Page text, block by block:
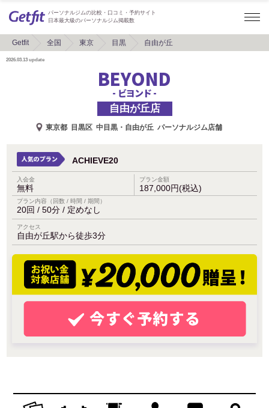
パーソナルジムの比較・口コミ・予約サイト
日本最大級のパーソナルジム掲載数
Getfit 全国 東京 目黒 自由が丘
2026.03.13 update
BEYOND
- ビヨンド -
自由が丘店
東京都 目黒区 中目黒・自由が丘 パーソナルジム店舗
ACHIEVE20
入会金
無料
プラン金額
187,000円(税込)
プラン内容（回数 / 時間 / 期間）
20回 / 50分 / 定めなし
アクセス
自由が丘駅から徒歩3分